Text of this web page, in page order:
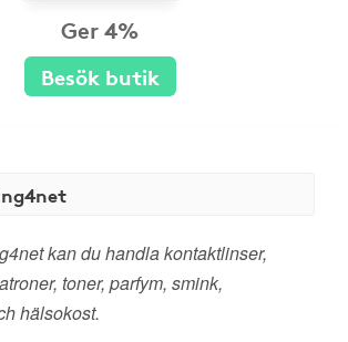
Ger 4%
Besök butik
kan du handla kontaktlinser,
toner, parfym, smink,
hälsokost.